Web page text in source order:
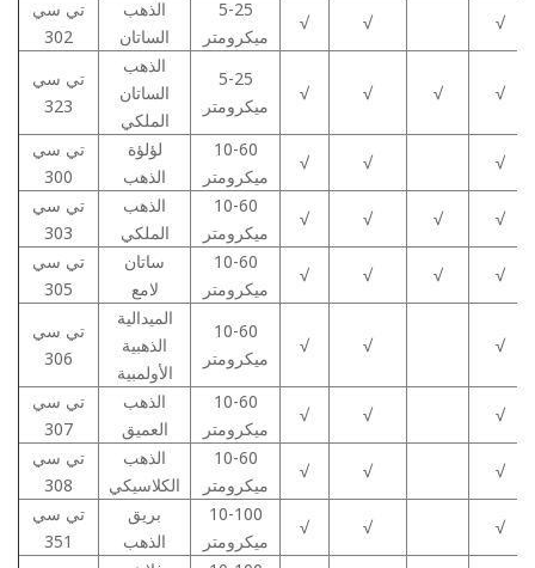
تي سي
302
الذهب
الساتان
5-25
ميكرومتر
√ √ √
تي سي
323
الذهب
الساتان
الملكي
5-25
ميكرومتر
√ √ √ √
تي سي
300
لؤلؤة
الذهب
10-60
ميكرومتر
√ √
√
تي سي
303
الذهب
الملكي
10-60
ميكرومتر
√ √ √
√
تي سي
305
ساتان
لامع
10-60
ميكرومتر
√ √ √ √
تي سي
306
الميدالية
الذهبية
الأولمبية
10-60
ميكرومتر
√ √ √
تي سي
307
الذهب
العميق
10-60
ميكرومتر
√ √
√
تي سي
308
الذهب
الكلاسيكي
10-60
ميكرومتر
√ √
√
تي سي
351
بريق
الذهب
10-100
ميكرومتر
√ √
√